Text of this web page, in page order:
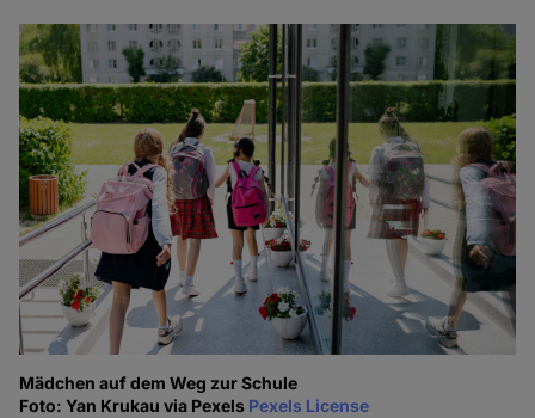
Mädchen auf dem Weg zur Schule
Foto: Yan Krukau via Pexels Pexels License